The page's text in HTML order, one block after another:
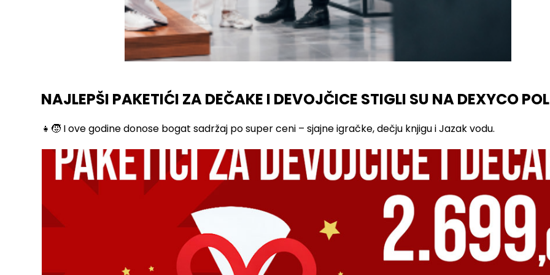
NAJLEPŠI PAKETIĆI ZA DEČAKE I DEVOJČICE STIGLI SU NA DEXYCO
👧🧒 I ove godine donose bogat sadržaj po super ceni – sjajne igračke, dečju knjigu i Jazak vodu.